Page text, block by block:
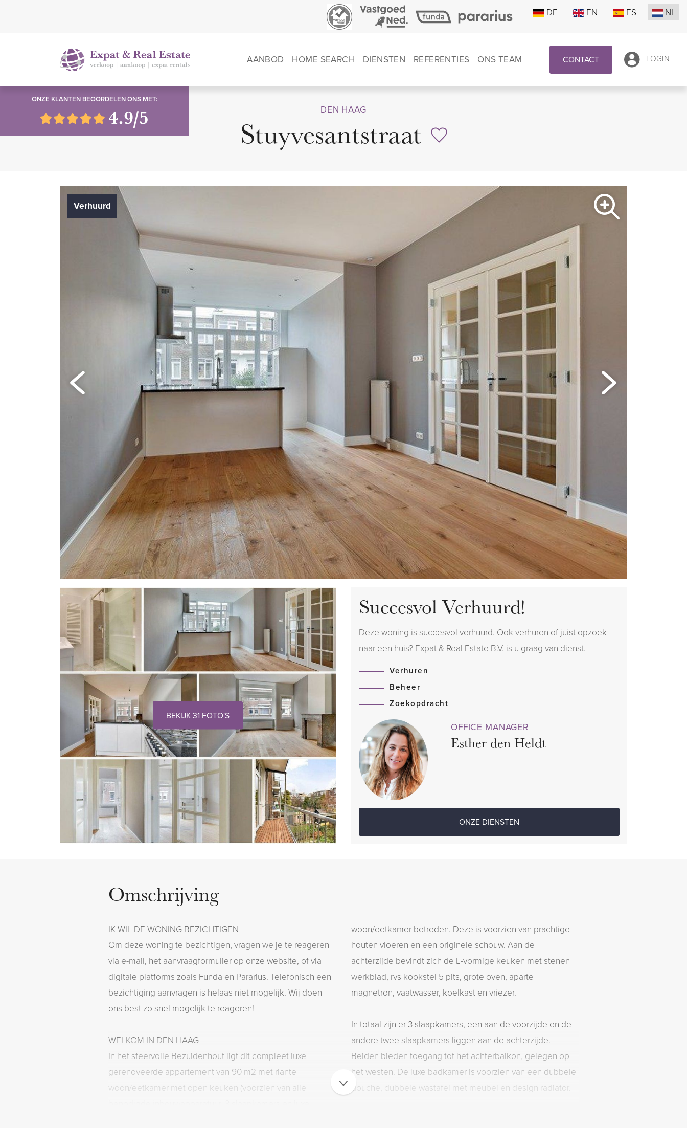
DE EN ES NL
AANBOD HOME SEARCH DIENSTEN REFERENTIES ONS TEAM CONTACT LOGIN
DEN HAAG
Stuyvesantstraat
Verhuurd
BEKIJK 31 FOTO'S
Succesvol Verhuurd!
Deze woning is succesvol verhuurd. Ook verhuren of juist opzoek
naar een huis? Expat & Real Estate B.V. is u graag van dienst.
Verhuren
Beheer
Zoekopdracht
OFFICE MANAGER
Esther den Heldt
ONZE DIENSTEN
Omschrijving
IK WIL DE WONING BEZICHTIGEN
Om deze woning te bezichtigen, vragen we je te reageren
via e-mail, het aanvraagformulier op onze website, of via
digitale platforms zoals Funda en Pararius. Telefonisch een
bezichtiging aanvragen is helaas niet mogelijk. Wij doen
ons best zo snel mogelijk te reageren!
WELKOM IN DEN HAAG
In het sfeervolle Bezuidenhout ligt dit compleet luxe
gerenoveerde appartement van 90 m2 met riante
woon/eetkamer met open keuken (voorzien van alle
woon/eetkamer betreden. Deze is voorzien van prachtige
houten vloeren en een originele schouw. Aan de
achterzijde bevindt zich de L-vormige keuken met stenen
werkblad, rvs kookstel 5 pits, grote oven, aparte
magnetron, vaatwasser, koelkast en vriezer.
In totaal zijn er 3 slaapkamers, een aan de voorzijde en de
andere twee slaapkamers liggen aan de achterzijde.
Beiden bieden toegang tot het achterbalkon, gelegen op
het westen. De luxe badkamer is voorzien van een dubbele
douche, dubbele wastafel met meubel en design radiator.
ONZE KLANTEN BEOORDELEN ONS MET:
4.9/5